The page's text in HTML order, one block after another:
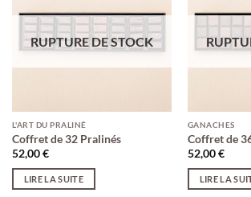
RUPTURE DE STOCK
L'ART DU PRALINÉ
Coffret de 32 Pralinés
52,00€
LIRE LA SUITE
GANACHES
Coffret de
52,00€
LIRE LA